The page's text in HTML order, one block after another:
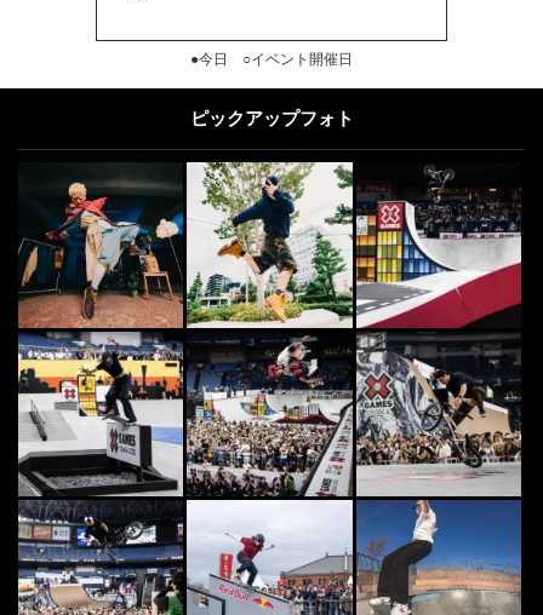
●今日 ○イベント開催日
ピックアップフォト